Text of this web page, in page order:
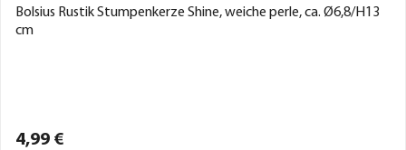
Bolsius Rustik Stumpenkerze Shine, weiche perle, ca. Ø6,8/H13
cm
4,99 €